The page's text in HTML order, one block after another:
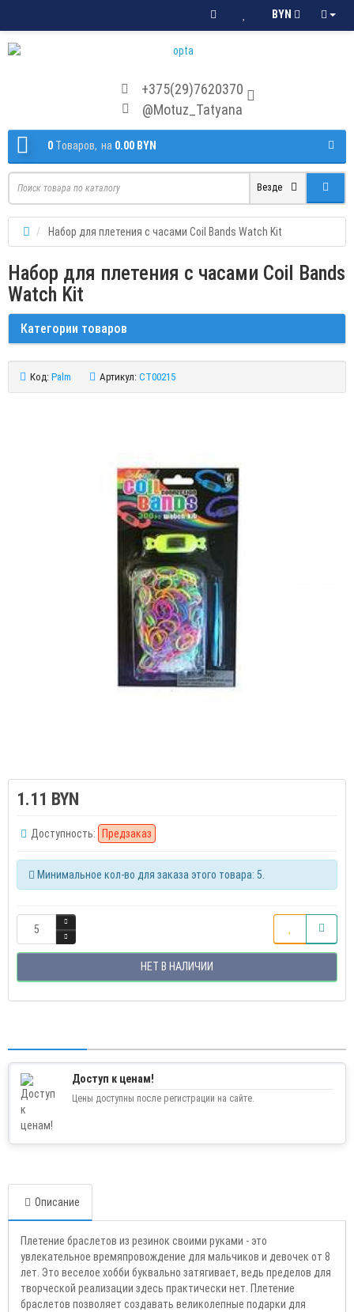
BYN
+375(29)7620370
@Motuz_Tatyana
0 Tоваров, на 0.00 BYN
Везде
Набор для плетения с часами Coil Bands Watch Kit
Набор для плетения с часами Coil Bands
Watch Kit
Категории товаров
Код: Palm Артикул: CT00215
1.11 BYN
Доступность: Предзаказ
Минимальное кол-во для заказа этого товара: 5.
НЕТ В НАЛИЧИИ
Доступ к ценам!
Цены доступны после регистрации на сайте.
Описание
Плетение браслетов из резинок своими руками - это
увлекательное времяпровождение для мальчиков и девочек от 8
лет. Это веселое хобби буквально затягивает, ведь пределов для
творческой реализации здесь практически нет. Плетение
браслетов позволяет создавать великолепные подарки для